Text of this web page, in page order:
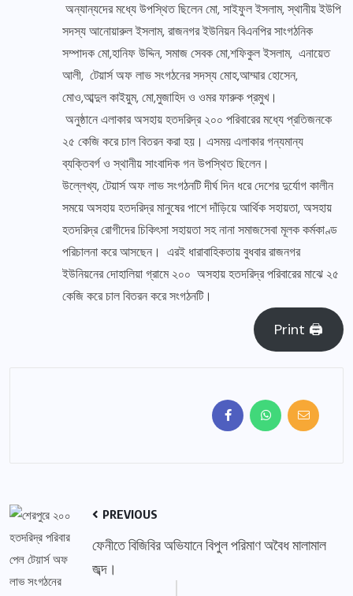
অন্যান্যদের মধ্যে উপস্থিত ছিলেন মো, সাইফুল ইসলাম, স্থানীয় ইউপি
সদস্য আনোয়ারুল ইসলাম, রাজনগর ইউনিয়ন বিএনপির সাংগঠনিক
সম্পাদক মো,হানিফ উদ্দিন, সমাজ সেবক মো,শফিকুল ইসলাম, এনায়েত
আলী, টেয়ার্স অফ লাভ সংগঠনের সদস্য মোহ,আম্মার হোসেন,
মোও,আব্দুল কাইয়ুম, মো,মুজাহিদ ও ওমর ফারুক প্রমুখ।
অনুষ্ঠানে এলাকার অসহায় হতদরিদ্র ২০০ পরিবারের মধ্যে প্রতিজনকে
২৫ কেজি করে চাল বিতরন করা হয়। এসময় এলাকার গন্যমান্য
ব্যক্তিবর্গ ও স্থানীয় সাংবাদিক গন উপস্থিত ছিলেন।
উল্লেখ্য, টেয়ার্স অফ লাভ সংগঠনটি দীর্ঘ দিন ধরে দেশের দুর্যোগ কালীন
সময়ে অসহায় হতদরিদ্র মানুষের পাশে দাঁড়িয়ে আর্থিক সহায়তা, অসহায়
হতদরিদ্র রোগীদের চিকিৎসা সহায়তা সহ নানা সমাজসেবা মূলক কর্মকাণ্ড
পরিচালনা করে আসছেন। এরই ধারাবাহিকতায় বুধবার রাজনগর
ইউনিয়নের দোহালিয়া গ্রামে ২০০ অসহায় হতদরিদ্র পরিবারের মাঝে ২৫
কেজি করে চাল বিতরন করে সংগঠনটি।
Print 🖨
PREVIOUS
ফেনীতে বিজিবির অভিযানে বিপুল পরিমাণ অবৈধ মালামাল
জব্দ।